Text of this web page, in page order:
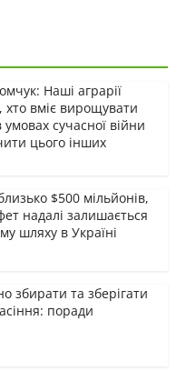
Наші аграрії
хто вміє вирощувати
сучасної війни
цього інших
$500 мільйонів,
надалі залишається
шляху в Україні
збирати та зберігати
поради